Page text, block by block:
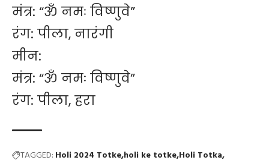
मंत्र: “ॐ नमः विष्णुवे”
रंग: पीला, नारंगी
मीन:
मंत्र: “ॐ नमः विष्णुवे”
रंग: पीला, हरा
TAGGED: Holi 2024 Totke holi ke totke Holi Totka